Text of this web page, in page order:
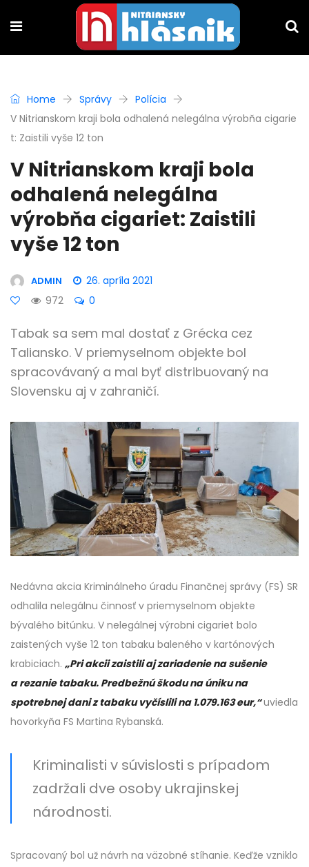
Home Správy
Polícia
V Nitrianskom kraji bola odhalená nelegálna výrobňa cigarie
t: Zaistili vyše 12 ton
V Nitrianskom kraji bola
odhalená nelegálna
výrobňa cigariet: Zaistili
vyše 12 ton
ADMIN
26. apríla 2021
972
0
Tabak sa sem mal dostať z Grécka cez
Taliansko. V priemyselnom objekte bol
spracovávaný a mal byť distribuovaný na
Slovensku aj v zahraničí.
Nedávna akcia Kriminálneho úradu Finančnej správy (FS) SR
odhalila nelegálnu činnosť v priemyselnom objekte
bývalého bitúnku. V nelegálnej výrobni cigariet bolo
zaistených vyše 12 ton tabaku baleného v kartónových
krabiciach. „Pri akcii zaistili aj zariadenie na sušenie
a rezanie tabaku. Predbežnú škodu na úniku na
spotrebnej dani z tabaku vyčíslili na 1.079.163 eur,“uviedla
hovorkyňa FS Martina Rybanská.
Kriminalisti v súvislosti s prípadom
zadržali dve osoby ukrajinskej
národnosti.
Spracovaný bol už návrh na väzobné stíhanie. Keďže vzniklo